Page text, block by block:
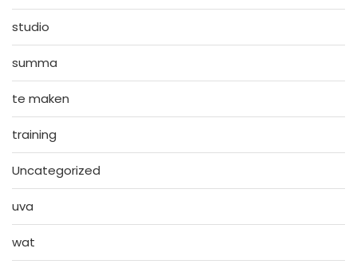
studio
summa
te maken
training
Uncategorized
uva
wat